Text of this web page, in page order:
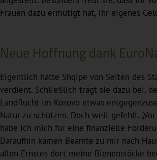
Frauen dazu ermutigt hat, ihr eigenes
Neue Hoffnung dank
Eigentlich hätte Shqipe von Seiten des
verdient. Schließlich trägt sie dazu bei,
Landflucht im Kosovo etwas
Natur zu schützen. Doch weit gefehlt.
habe ich mich für eine finanzielle
Daraufhin kamen Beamte zu mir nach
allen Ernstes dort meine Bienenstöcke